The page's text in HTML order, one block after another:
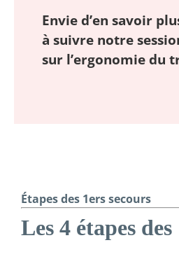
Envie d’en savoir
à suivre notre
sur l’ergonomie du
Étapes des 1ers secours
Les 4 étapes